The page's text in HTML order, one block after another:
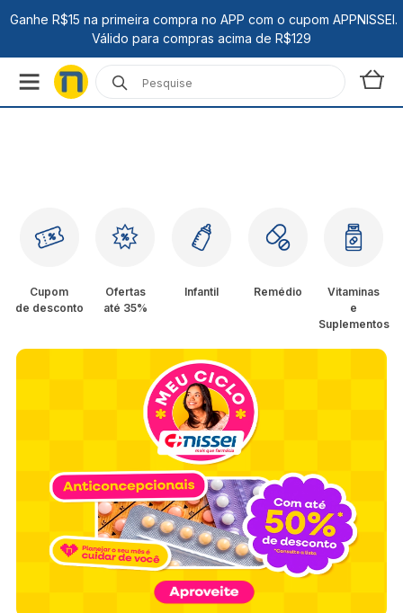
Cupom
de desconto
Ofertas
até 35%
Infantil Remédio
Vitaminas
e
Suplementos